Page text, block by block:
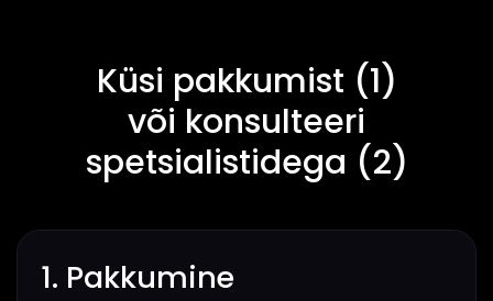
Küsi pakkumist (1)
või konsulteeri
spetsialistidega (2)
1. Pakkumine